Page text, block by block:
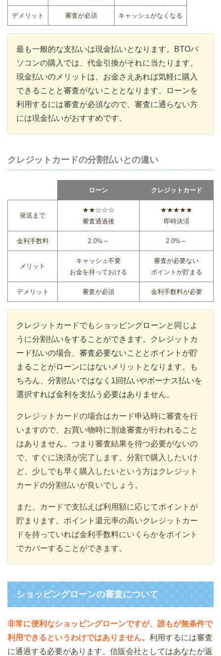
デメリット 審査が必須 キャッシュがなくなる
最も一般的な支払いは現金払いとなります。BTOパ
ソコンの購入では、代金引換がそれに当たります。
現金払いのメリットは、お金さえあれば気軽に購入
できることと審査がないこととなります。ローンを
利用するには審査が必須なので、審査に通らない方
には現金払いがおすすめです。
クレジットカードの分割払いとの違い
ローン クレジットカード
発送まで
★★☆☆☆
審査通過後
★★★★★
即時決済
金利手数料 2.0%～ 2.0%～
メリット
キャッシュ不要
お金を持っておける
審査が必要ない
ポイントが貯まる
デメリット 審査が必須 金利手数料が必要
クレジットカードでもショッピングローンと同じよ
うに分割払いをすることができます。クレジットカ
ード払いの場合、審査必要ないこととポイントが貯
まることがローンにはないメリットとなります。も
ちろん、分割払いではなく1回払いやボーナス払いを
選択すれば金利を支払う必要はありません。
クレジットカードの場合はカード申込時に審査を行
いますので、お買い物時に別途審査が行われること
はありません。つまり審査結果を待つ必要がないの
で、すぐに決済が完了します。分割で購入したいけ
ど、少しでも早く購入したいという方はクレジット
カードの分割払いが良いでしょう。
また、カードで支払えば利用額に応じてポイントが
貯まります。ポイント還元率の高いクレジットカー
ドを持っていれば金利手数料にいくらかをポイント
でカバーすることができます。
ショッピングローンの審査について
非常に便利なショッピングローンですが、誰もが無条件で
利用できるというわけではありません。 利用するには審査
に通過する必要があります。信販会社としてはあなたが返